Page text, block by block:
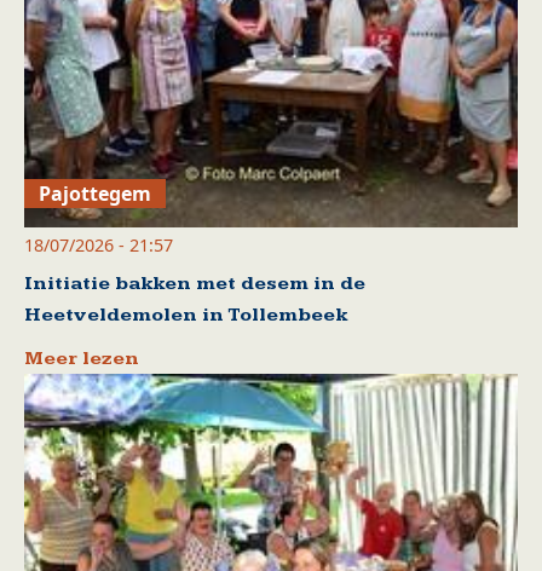
Pajottegem
18/07/2026 - 21:57
Initiatie bakken met desem in de
Heetveldemolen in Tollembeek
Meer lezen